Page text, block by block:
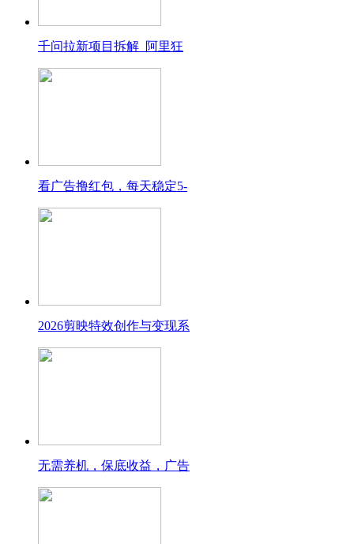
千问拉新项目拆解_阿里狂
看广告撸红包，每天稳定5-
2026剪映特效创作与变现系
无需养机，保底收益，广告